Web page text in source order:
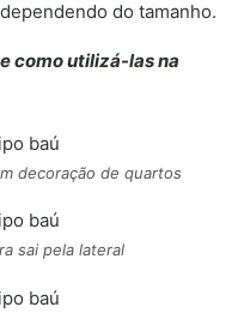
do tamanho.
como utilizá-las na
decoração de quartos
sai pela lateral